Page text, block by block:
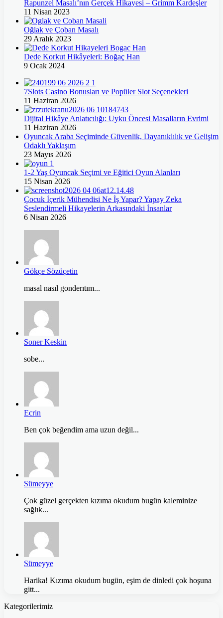
Rapunzel Masalı’nın Gerçek Hikayesi – Grimm Kardeşler
11 Nisan 2023
Oğlak ve Çoban Masalı
29 Aralık 2023
Dede Korkut Hikâyeleri: Boğaç Han
9 Ocak 2024
7Slots Casino Bonusları ve Popüler Slot Seçenekleri
11 Haziran 2026
Dijital Hikâye Anlatıcılığı: Uyku Öncesi Masalların Evrimi
11 Haziran 2026
Oyuncak Araba Seçiminde Güvenlik, Dayanıklılık ve Gelişim
Odaklı Yaklaşım
23 Mayıs 2026
1-2 Yaş Oyuncak Seçimi ve Eğitici Oyun Alanları
15 Nisan 2026
Çocuk İçerik Mühendisi Ne İş Yapar? Yapay Zeka
Seslendirmeli Hikayelerin Arkasındaki İnsanlar
6 Nisan 2026
Gökçe Sözüçetin
masal nasıl gonderıtım...
Soner Keskin
sobe...
Ecrin
Ben çok beğendim ama uzun değil...
Sümeyye
Çok güzel gerçekten kızıma okudum bugün kaleminize
sağlık...
Sümeyye
Harika! Kızıma okudum bugün, eşim de dinledi çok hoşuna
gitt...
Kategorilerimiz